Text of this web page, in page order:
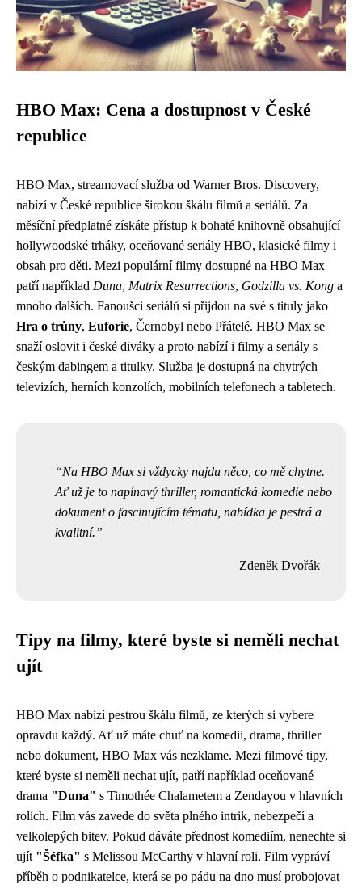
HBO Max: Cena a dostupnost v České
republice
HBO Max, streamovací služba od Warner Bros. Discovery,
nabízí v České republice širokou škálu filmů a seriálů. Za
měsíční předplatné získáte přístup k bohaté knihovně obsahující
hollywoodské trháky, oceňované seriály HBO, klasické filmy i
obsah pro děti. Mezi populární filmy dostupné na HBO Max
patří například Duna, Matrix Resurrections, Godzilla vs. Kong a
mnoho dalších. Fanoušci seriálů si přijdou na své s tituly jako
Hra o trůny, Euforie, Černobyl nebo Přátelé. HBO Max se
snaží oslovit i české diváky a proto nabízí i filmy a seriály s
českým dabingem a titulky. Služba je dostupná na chytrých
televizích, herních konzolích, mobilních telefonech a tabletech.
Na HBO Max si vždycky najdu něco, co mě chytne.
Ať už je to napínavý thriller, romantická komedie nebo
dokument o fascinujícím tématu, nabídka je pestrá a
kvalitní.
Zdeněk Dvořák
Tipy na filmy, které byste si neměli nechat
ujít
HBO Max nabízí pestrou škálu filmů, ze kterých si vybere
opravdu každý. Ať už máte chuť na komedii, drama, thriller
nebo dokument, HBO Max vás nezklame. Mezi filmové tipy,
které byste si neměli nechat ujít, patří například oceňované
drama "Duna" s Timothée Chalametem a Zendayou v hlavních
rolích. Film vás zavede do světa plného intrik, nebezpečí a
velkolepých bitev. Pokud dáváte přednost komediím, nenechte si
ujít "Šéfka" s Melissou McCarthy v hlavní roli. Film vypráví
příběh o podnikatelce, která se po pádu na dno musí probojovat